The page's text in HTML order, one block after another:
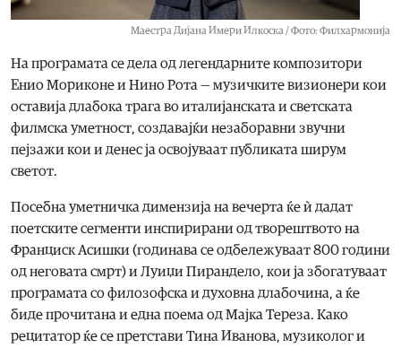
Маестра Дијана Имери Илкоска / Фото: Филхармонија
На програмата се дела од легендарните композитори
Енио Мориконе и Нино Рота — музичките визионери кои
оставија длабока трага во италијанската и светската
филмска уметност, создавајќи незаборавни звучни
пејзажи кои и денес ја освојуваат публиката ширум
светот.
Посебна уметничка димензија на вечерта ќе ѝ дадат
поетските сегменти инспирирани од творештвото на
Франциск Асишки (годинава се одбележуваат 800 години
од неговата смрт) и Луиџи Пирандело, кои ја збогатуваат
програмата со филозофска и духовна длабочина, а ќе
биде прочитана и една поема од Мајка Тереза. Како
рецитатор ќе се претстави Тина Иванова, музиколог и